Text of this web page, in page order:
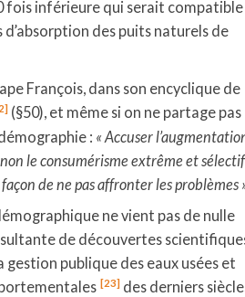
fois inférieure qui serait compatible
d’absorption des puits naturels de
François, dans son encyclique de
(§50), et même si on ne partage pas
: « Accuser
le consumérisme extrême et sélectif
de ne pas affronter les problèmes
ne vient pas de nulle
de découvertes
gestion publique des eaux usées et
[23]des derniers